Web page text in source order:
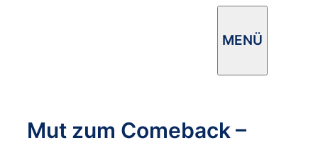
MENÜ
Mut zum Comeback –